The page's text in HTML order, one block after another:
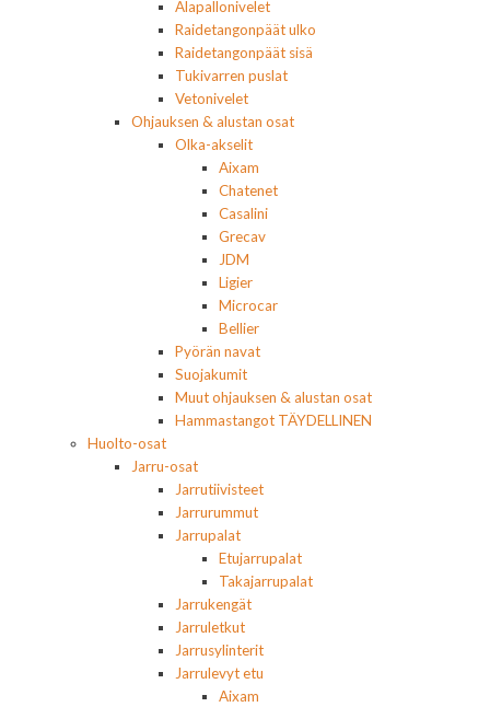
Alapallonivelet
Raidetangonpäät ulko
Raidetangonpäät sisä
Tukivarren puslat
Vetonivelet
Ohjauksen & alustan osat
Olka-akselit
Aixam
Chatenet
Casalini
Grecav
JDM
Ligier
Microcar
Bellier
Pyörän navat
Suojakumit
Muut ohjauksen & alustan osat
Hammastangot TÄYDELLINEN
Huolto-osat
Jarru-osat
Jarrutiivisteet
Jarrurummut
Jarrupalat
Etujarrupalat
Takajarrupalat
Jarrukengät
Jarruletkut
Jarrusylinterit
Jarrulevyt etu
Aixam